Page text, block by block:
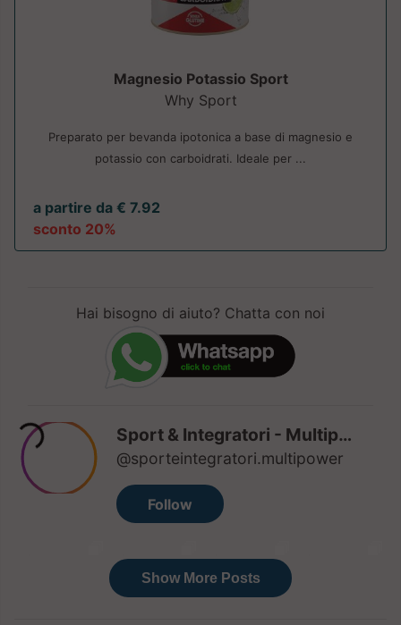
Magnesio Potassio Sport
Why Sport
Preparato per bevanda ipotonica a base di magnesio e
potassio con carboidrati. Ideale per ...
a partire da € 7.92
sconto 20%
Hai bisogno di aiuto? Chatta con noi